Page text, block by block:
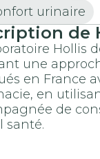
urinaire
de
Hollis
une
en France
en
de
santé.